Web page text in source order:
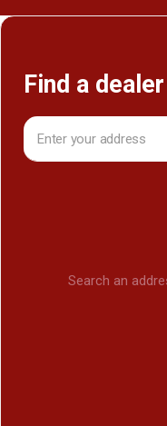
Find a dealer
Search an